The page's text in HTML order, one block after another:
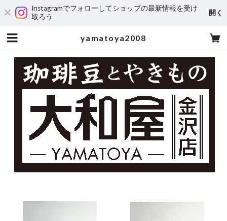
Instagramでフォローしてショップの最新情報を受け
取ろう
開く
yamatoya2008